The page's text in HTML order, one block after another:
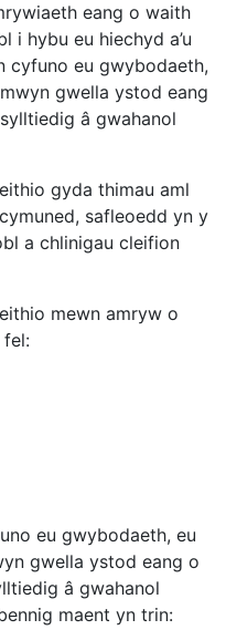
eang o waith
i hybu eu hiechyd a’u
cyfuno eu gwybodaeth,
gwella ystod eang
â gwahanol
gyda thimau aml
safleoedd yn y
a chlinigau cleifion
mewn amryw o
fel:
eu gwybodaeth, eu
gwella ystod eang o
â gwahanol
maent yn trin: